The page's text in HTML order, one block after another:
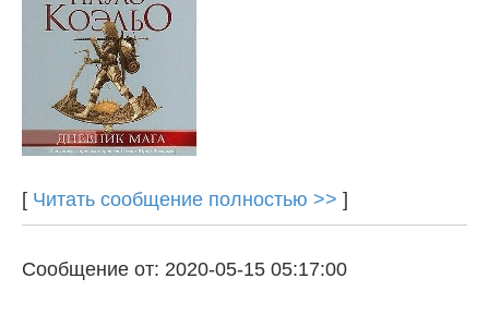
[ Читать сообщение полностью >> ]
Сообщение от: 2020-05-15 05:17:00